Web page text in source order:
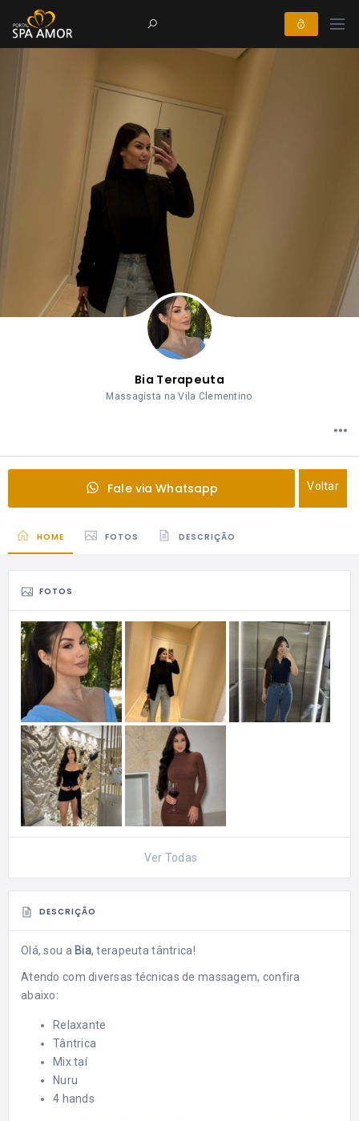
Bia Terapeuta
Massagista na Vila Clementino
Fale via Whatsapp Voltar
HOME FOTOS DESCRIÇÃO
FOTOS
Ver Todas
DESCRIÇÃO
Olá, sou a Bia, terapeuta tântrica!
Atendo com diversas técnicas de massagem, confira
abaixo:
Relaxante
Tântrica
Mix taí
Nuru
4 hands